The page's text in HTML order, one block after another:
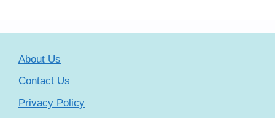
About Us
Contact Us
Privacy Policy